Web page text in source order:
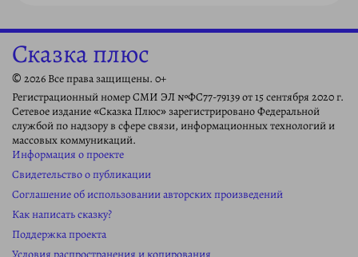
Сказка плюс
© 2026 Все права защищены. 0+
Регистрационный номер СМИ ЭЛ №ФС77-79139 от 15 сентября 2020 г.
Сетевое издание «Сказка Плюс» зарегистрировано Федеральной
службой по надзору в сфере связи, информационных технологий и
массовых коммуникаций.
Информация о проекте
Свидетельство о публикации
Соглашение об использовании авторских произведений
Как написать сказку?
Поддержка проекта